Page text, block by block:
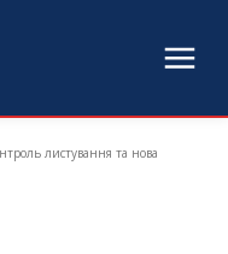
листування та нова